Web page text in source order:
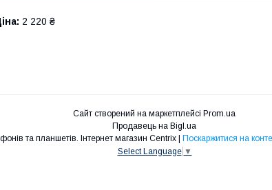
2 220 ₴
Сайт створений на маркетплейсі Prom.ua
Продавець на Bigl.ua
Запчастини для телефонів та планшетів. Інтернет магазин Centrix | Поскаржитися на
Select Language ▼